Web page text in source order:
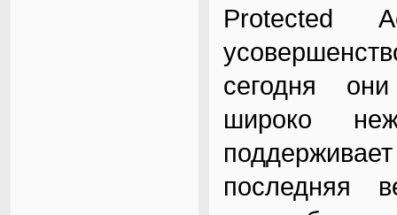
Protected
сегодня
широко
последняя